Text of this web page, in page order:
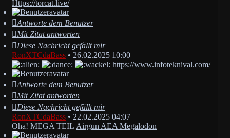
Https://torcat.live/
Antworte dem Benutzer
Mit Zitat antworten
Diese Nachricht gefällt mir
RonXTCdaBass • 26.02.2025 10:00
https://www.infoteknival.com/
Antworte dem Benutzer
Mit Zitat antworten
Diese Nachricht gefällt mir
RonXTCdaBass • 22.02.2025 04:07
Oha! MEGA TEIL Airgun AEA Megalodon